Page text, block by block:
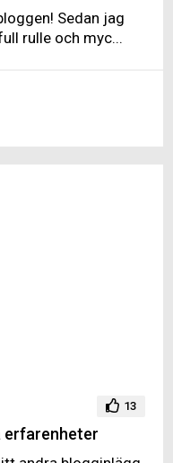
Sedan jag
rulle och myc...
13
erfarenheter